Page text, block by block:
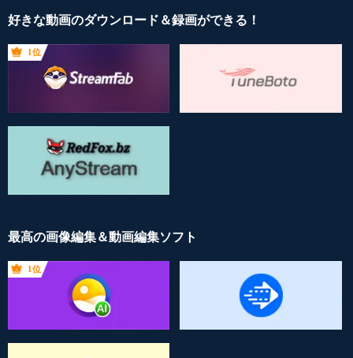
好きな動画のダウンロード＆録画ができる！
1位
最高の画像編集＆動画編集ソフト
1位